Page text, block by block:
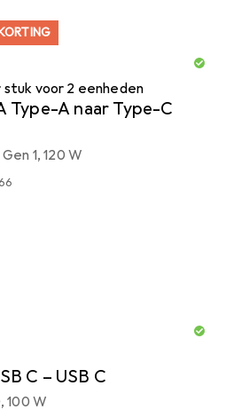
stuk voor 2 eenheden
Type-A naar Type-C
1, 120 W
66
C – USB C
100 W